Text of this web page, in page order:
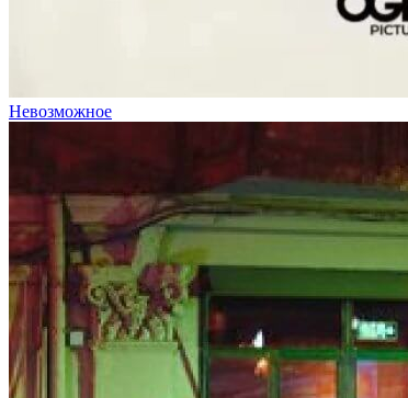
Невозможное